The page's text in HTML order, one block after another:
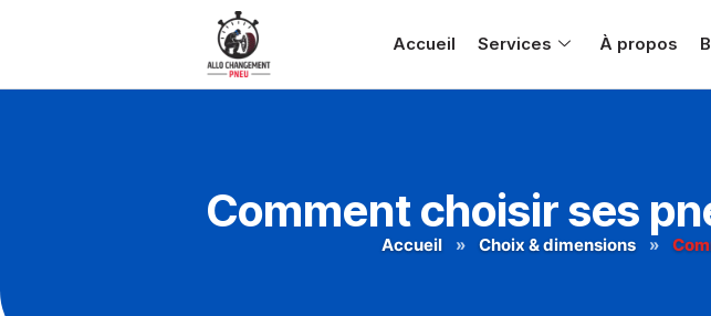
Accueil Services À propos
Comment choisir ses
Accueil » Choix & dimensions »